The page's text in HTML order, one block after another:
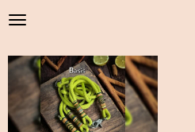
Zum
Hauptinhalt